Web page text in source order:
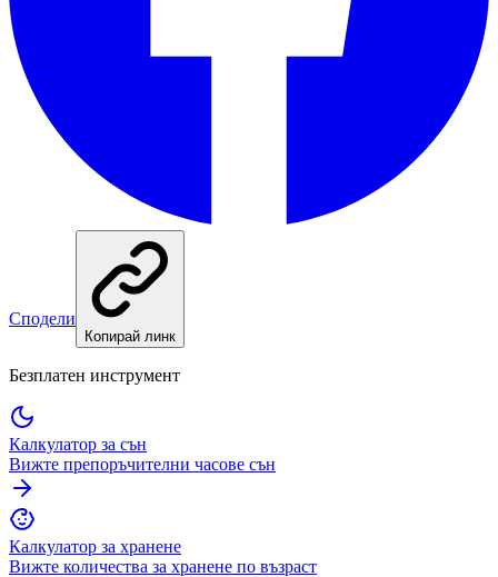
Сподели
Копирай линк
Безплатен инструмент
Калкулатор за сън
Вижте препоръчителни часове сън
Калкулатор за хранене
Вижте количества за хранене по възраст